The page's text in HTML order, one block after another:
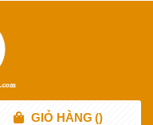
GIỎ HÀNG ()